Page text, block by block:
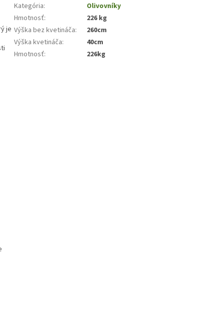
je
Kategória:
Olivovníky
Hmotnosť:
226 kg
Výška bez kvetináča:
260cm
Výška kvetináča:
40cm
Hmotnosť: 226kg